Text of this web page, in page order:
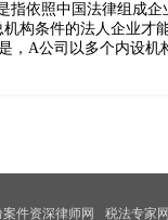
指依照中国法律组成
构条件的法人企业
，A公司以多个内设机
件资深律师网 税法专家